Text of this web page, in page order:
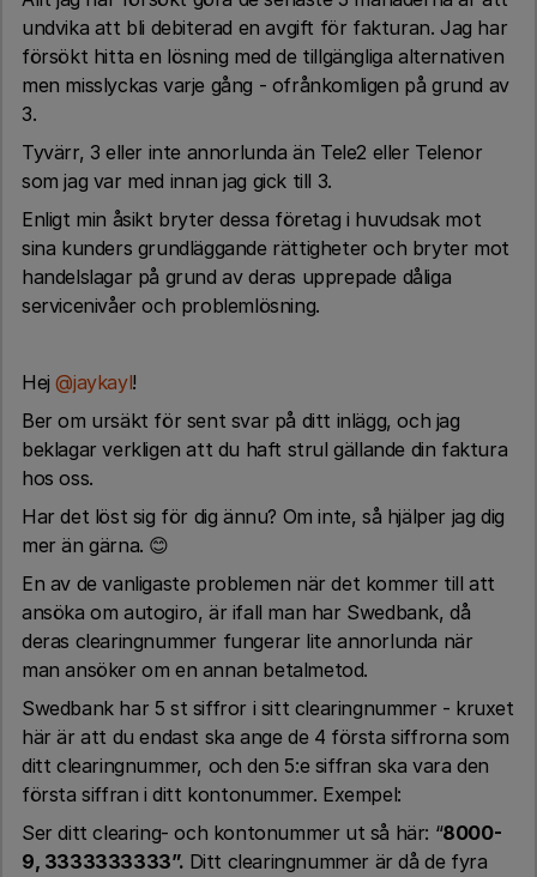
undvika att bli debiterad en avgift för fakturan. Jag har
försökt hitta en lösning med de tillgängliga alternativen
men misslyckas varje gång - ofrånkomligen på grund av
3.
Tyvärr, 3 eller inte annorlunda än Tele2 eller Telenor
som jag var med innan jag gick till 3.
Enligt min åsikt bryter dessa företag i huvudsak mot
sina kunders grundläggande rättigheter och bryter mot
handelslagar på grund av deras upprepade dåliga
servicenivåer och problemlösning.
Hej@jaykayl!
Ber om ursäkt för sent svar på ditt inlägg, och jag
beklagar verkligen att du haft strul gällande din faktura
hos oss.
Har det löst sig för dig ännu? Om inte, så hjälper jag dig
mer än gärna. 😊
En av de vanligaste problemen när det kommer till att
ansöka om autogiro, är ifall man har Swedbank, då
deras clearingnummer fungerar lite annorlunda när
man ansöker om en annan betalmetod.
Swedbank har 5 st siffror i sitt clearingnummer - kruxet
här är att du endast ska ange de 4 första siffrorna som
ditt clearingnummer, och den 5:e siffran ska vara den
första siffran i ditt kontonummer. Exempel:
Ser ditt clearing- och kontonummer ut så här: “8000-
9, 3333333333”. Ditt clearingnummer är då de fyra